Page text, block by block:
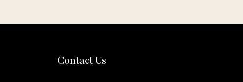
Contact Us